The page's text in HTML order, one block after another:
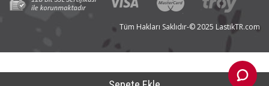
Tüm Hakları Saklıdır-© 2025 LastikTR.com